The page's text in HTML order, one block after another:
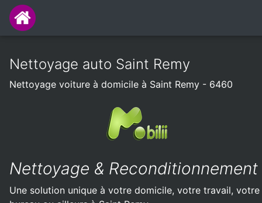
Nettoyage auto Saint Remy
Nettoyage voiture à domicile à Saint Remy - 6460
Nettoyage & Reconditionnement
Une solution unique à votre domicile, votre travail, votre